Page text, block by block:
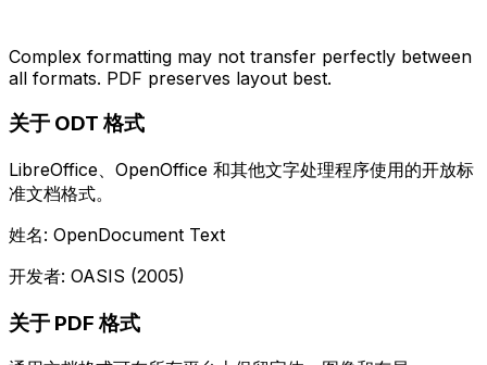
Complex formatting may not transfer perfectly between
all formats. PDF preserves layout best.
关于 ODT 格式
LibreOffice、OpenOffice 和其他文字处理程序使用的开放标
准文档格式。
姓名: OpenDocument Text
开发者: OASIS (2005)
关于 PDF 格式